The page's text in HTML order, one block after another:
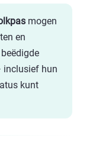
mogen
en
inclusief hun
kunt